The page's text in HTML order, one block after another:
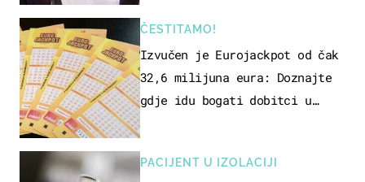
ČESTITAMO!
Izvučen je Eurojackpot od čak
32,6 milijuna eura: Doznajte
gdje idu bogati dobitci u
PACIJENT U IZOLACIJI